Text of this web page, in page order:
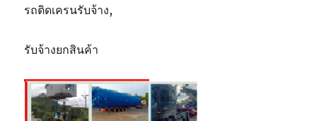
รถติดเครนรับจ้าง,
รับจ้างยกสินค้า